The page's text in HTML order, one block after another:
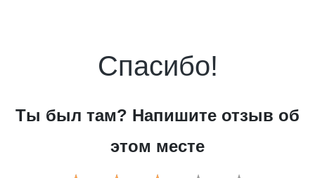
Спасибо!
Ты был там? Напишите отзыв об
этом месте